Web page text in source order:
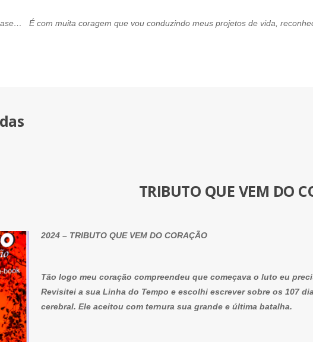
É com muita coragem que vou conduzindo meus projetos de vida,
TRIBUTO QUE VEM DO
2024 – TRIBUTO QUE VEM DO CORAÇÃO
Tão logo meu coração compreendeu que começava o luto eu
Revisitei a sua Linha do Tempo e escolhi escrever sobre os 107
cerebral. Ele aceitou com ternura sua grande e última batalha.